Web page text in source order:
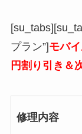
プラン”]モバ
円割り引き＆
修理内容